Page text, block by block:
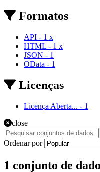
Formatos
API - 1 x
HTML - 1 x
JSON - 1
OData - 1
Licenças
Licença Aberta... - 1
close
Ordenar por
1 conjunto de